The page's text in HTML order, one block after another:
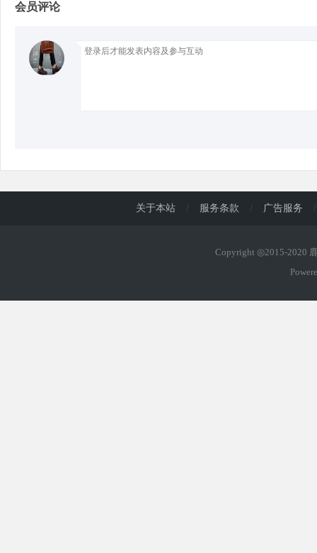
会员评论
关于本站 / 服务条款 / 广告服务 /
Copyright ◎2015-2020